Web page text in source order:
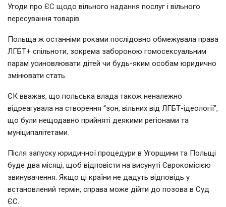
Угоди про ЄС щодо вільного надання послуг і вільного
пересування товарів.
Польща ж останніми роками послідовно обмежувала права
ЛГБТ+ спільноти, зокрема забороною гомосексуальним
парам усиновлювати дітей чи будь-яким особам юридично
змінювати стать.
ЄК вважає, що польська влада також неналежно
відреагувала на створення “зон, вільних від ЛГБТ-ідеології”,
що були нещодавно прийняті деякими регіонами та
муніципалітетами.
Після запуску юридичної процедури в Угорщини та Польщі
буде два місяці, щоб відповісти на висунуті Єврокомісією
звинувачення. Якщо ці країни не дадуть відповідь у
встановлений термін, справа може дійти до позова в Суд
ЄС.